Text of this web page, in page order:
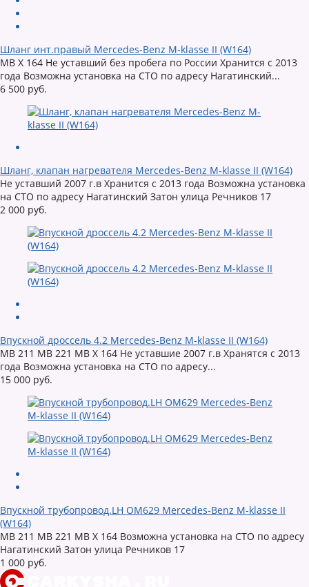
Шланг инт.правый Mercedes-Benz M-klasse II (W164)
MB X 164 Не уставший без пробега по России Хранится с 2013
года Возможна установка на СТО по адресу Нагатинский...
6 500 руб.
Шланг, клапан нагревателя Mercedes-Benz M-klasse II (W164)
Не уставший 2007 г.в Хранится с 2013 года Возможна установка
на СТО по адресу Нагатинский Затон улица Речников 17
2 000 руб.
Впускной дроссель 4.2 Mercedes-Benz M-klasse II (W164)
MB 211 MB 221 MB X 164 Не уставшие 2007 г.в Хранятся с 2013
года Возможна установка на СТО по адресу...
15 000 руб.
Впускной трубопровод.LH OM629 Mercedes-Benz M-klasse II
(W164)
MB 211 MB 221 MB X 164 Возможна установка на СТО по адресу
Нагатинский Затон улица Речников 17
1 000 руб.